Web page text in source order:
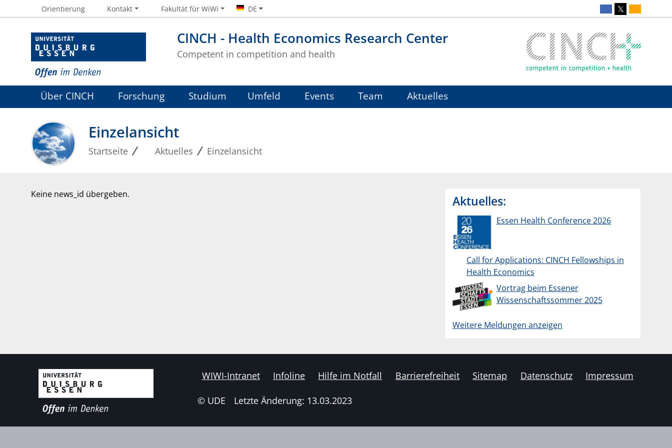
CINCH - Health Economics Research Center
Competent in competition and health
Orientierung Kontakt Fakultät für WiWi DE
Über CINCH Forschung Studium Umfeld Events Team Aktuelles
Einzelansicht
Startseite Aktuelles Einzelansicht
Keine news_id übergeben. Aktuelles:
Essen Health Conference 2026
Call for Applications: CINCH Fellowships in
Health Economics
Vortrag beim Essener
Wissenschaftssommer 2025
Weitere Meldungen anzeigen
WIWI-Intranet Infoline Hilfe im Notfall Barrierefreiheit Sitemap Datenschutz Impressum
© UDE Letzte Änderung: 13.03.2023